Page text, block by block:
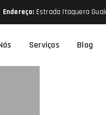
Endereço: Estrada Itaquera
Serviços Blog